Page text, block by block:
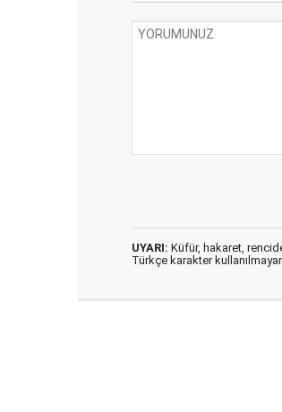
UYARI: Küfür, hakaret,
Türkçe karakter